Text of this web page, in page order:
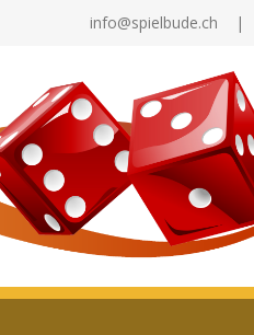
info@spielbude.ch |